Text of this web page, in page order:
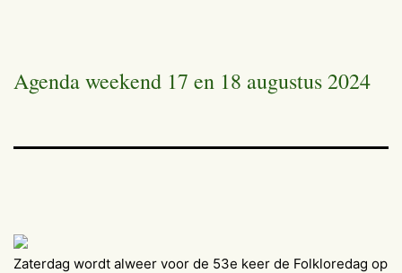
Agenda weekend 17 en 18 augustus 2024
Zaterdag wordt alweer voor de 53e keer de Folkloredag op